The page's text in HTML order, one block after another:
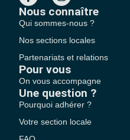
Nous connaître
Qui sommes-nous ?
Nos sections locales
Partenariats et relations
Pour vous
On vous accompagne
Une question ?
Pourquoi adhérer ?
Votre section locale